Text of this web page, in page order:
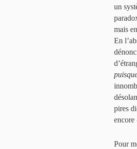
un
mais
En
pires
encore
Pour